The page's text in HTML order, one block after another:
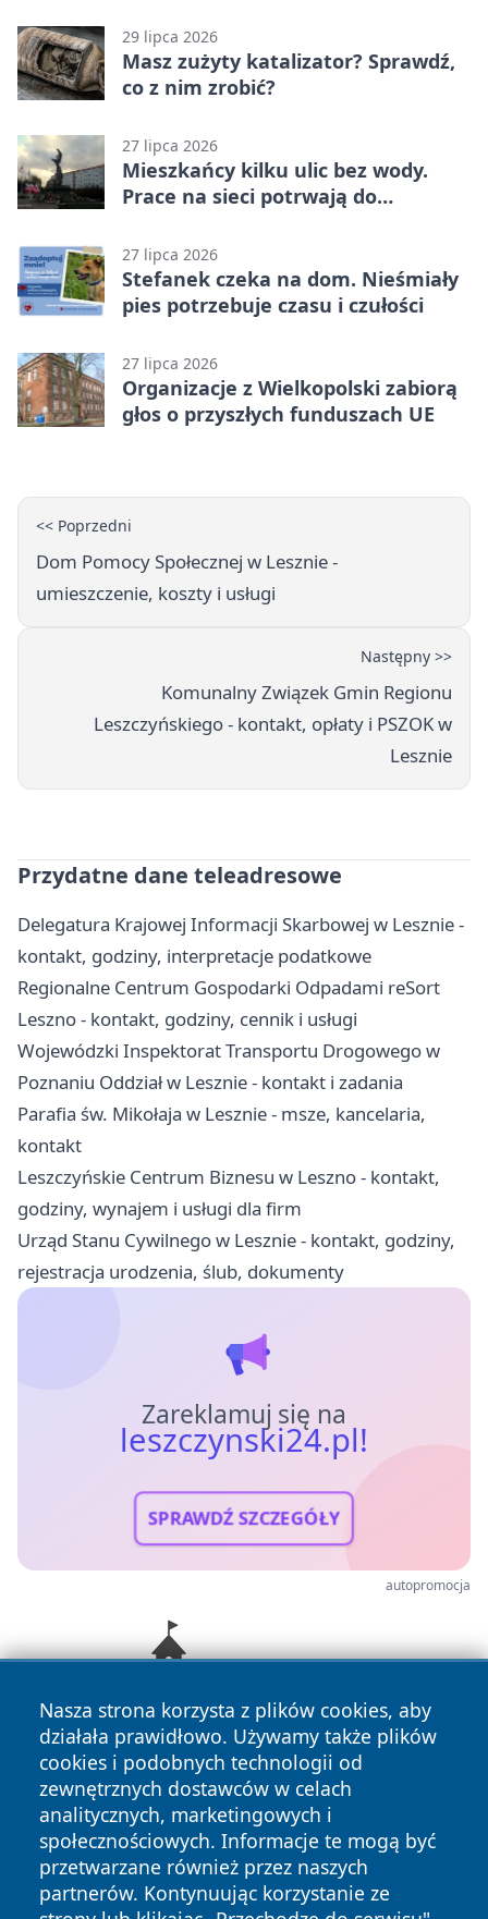
29 lipca 2026
Masz zużyty katalizator? Sprawdź,
co z nim zrobić?
27 lipca 2026
Mieszkańcy kilku ulic bez wody.
Prace na sieci potrwają do
27 lipca 2026
Stefanek czeka na dom. Nieśmiały
pies potrzebuje czasu i czułości
27 lipca 2026
Organizacje z Wielkopolski zabiorą
głos o przyszłych funduszach UE
<< Poprzedni
Dom Pomocy Społecznej w Lesznie -
umieszczenie, koszty i usługi
Następny >>
Komunalny Związek Gmin Regionu
Leszczyńskiego - kontakt, opłaty i PSZOK w
Lesznie
Przydatne dane teleadresowe
Delegatura Krajowej Informacji Skarbowej w Lesznie -
kontakt, godziny, interpretacje podatkowe
Regionalne Centrum Gospodarki Odpadami reSort
Leszno - kontakt, godziny, cennik i usługi
Wojewódzki Inspektorat Transportu Drogowego w
Poznaniu Oddział w Lesznie - kontakt i zadania
Parafia św. Mikołaja w Lesznie - msze, kancelaria,
kontakt
Leszczyńskie Centrum Biznesu w Leszno - kontakt,
godziny, wynajem i usługi dla firm
Urząd Stanu Cywilnego w Lesznie - kontakt, godziny,
rejestracja urodzenia, ślub, dokumenty
Zareklamuj się na
leszczynski24.pl!
SPRAWDŹ SZCZEGÓŁY
autopromocja
Nasza strona korzysta z plików cookies, aby
działała prawidłowo. Używamy także plików
cookies i podobnych technologii od
zewnętrznych dostawców w celach
analitycznych, marketingowych i
społecznościowych. Informacje te mogą być
przetwarzane również przez naszych
partnerów. Kontynuując korzystanie ze
Copyright © 2026 leszczynski24.pl Wszystkie prawa
zastrzeżone.